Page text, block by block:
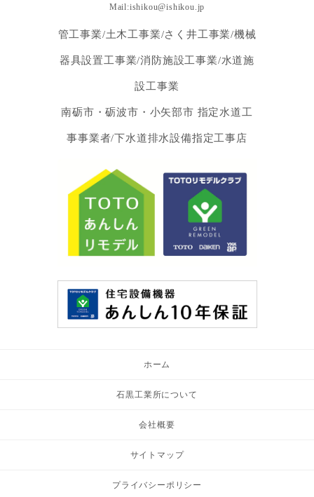
Mail:ishikou@ishikou.jp
管工事業/土木工事業/さく井工事業/機械
器具設置工事業/消防施設工事業/水道施
設工事業
南砺市・砺波市・小矢部市 指定水道工
事事業者/下水道排水設備指定工事店
ホーム
石黒工業所について
会社概要
サイトマップ
プライバシーポリシー